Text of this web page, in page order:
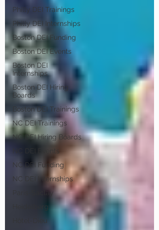
Philly DEI Trainings
Philly DEI Internships
Boston DEI Funding
Boston DEI Events
Boston DEI
Internships
Boston DEI Hiring
Boards
Boston DEI Trainings
NC DEI Trainings
NC DEI Hiring Boards
NC DEI Events
NC DEI Funding
NC DEI Internships
Paris-Saclay
Heidelberg